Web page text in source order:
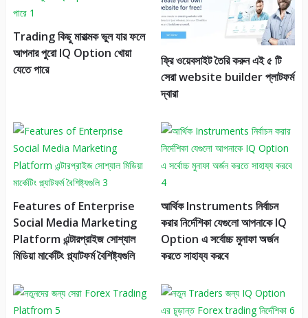
Trading কিছু মারাত্মক ভুল যার ফলে
আপনার পুরো IQ Option খোয়া
যেতে পারে
ফ্রি ওয়েবসাইট তৈরি করুন এই ৫ টি
সেরা website builder প্লাটফর্ম
দ্বারা
Features of Enterprise
Social Media Marketing
Platform এন্টারপ্রাইজ সোশ্যাল
মিডিয়া মার্কেটিং প্ল্যাটফর্ম বৈশিষ্ট্যগুলি
আর্থিক Instruments নির্বাচন
করার নির্দেশিকা যেগুলো আপনাকে IQ
Option এ সর্বোচ্চ মুনাফা অর্জন
করতে সাহায্য করবে